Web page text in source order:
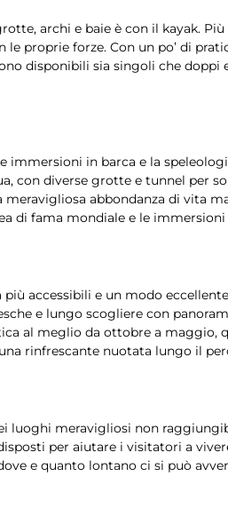
archi e baie è con il kayak.
proprie forze. Con un po’ di
disponibili sia singoli che
immersioni in barca e la
con diverse grotte e tunnel per
abbondanza di vita
di fama mondiale e le
accessibili e un modo
e lungo scogliere con
al meglio da ottobre a maggio,
rinfrescante nuotata lungo il
luoghi meravigliosi non
per aiutare i visitatori a
e quanto lontano ci si può